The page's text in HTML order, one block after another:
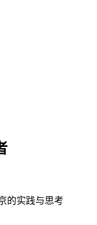
的实践与思考